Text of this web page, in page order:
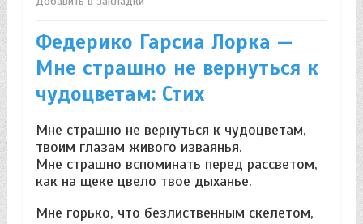
Федерико Гарсиа Лорка —
Мне страшно не вернуться к
чудоцветам: Стих
Мне страшно не вернуться к чудоцветам,
твоим глазам живого изваянья.
Мне страшно вспоминать перед рассветом,
как на щеке цвело твое дыханье.
Мне горько, что безлиственным скелетом,